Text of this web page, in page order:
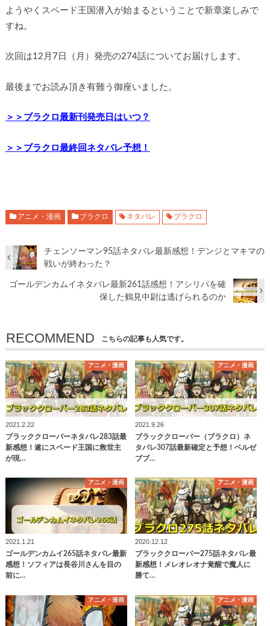
ようやくスペード王国潜入が始まるということで新章楽しみで
すね。
次回は12月7日（月）発売の274話についてお届けします。
最後までお読み頂き有難う御座いました。
＞＞ブラクロ最新刊発売日はいつ？
＞＞ブラクロ最終回ネタバレ予想！
アニメ・漫画 ブラクロ ネタバレ ブラクロ
チェンソーマン95話ネタバレ最新感想！デンジとマキマの
戦いが終わった？
ゴールデンカムイネタバレ最新261話感想！アシリパを確
保した鶴見中尉は逃げられるのか
RECOMMEND こちらの記事も人気です。
アニメ・漫画
2021.2.22
ブラッククローバーネタバレ283話最
新感想！遂にスペード王国に救世主
が現…
アニメ・漫画
2021.9.26
ブラッククローバー（ブラクロ）ネ
タバレ307話最新確定と予想！ベルゼ
ブブ…
アニメ・漫画
2021.1.21
ゴールデンカムイ265話ネタバレ最新
感想！ソフィアは長谷川さんを目の
前に…
アニメ・漫画
2020.12.12
ブラッククローバー275話ネタバレ最
新感想！メレオレオナ覚醒で魔人に
勝て…
アニメ・漫画 アニメ・漫画